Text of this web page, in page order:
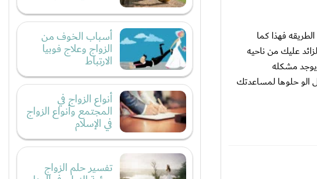
فهذا كما
عليك من ناحيه
يوجد مشكله
الو حلوها لمساعدتك
أسباب الخوف من
الزواج وعلاج فوبيا
الارتباط
أنواع الزواج في
المجتمع وأنواع الزواج
في الإسلام
تفسير حلم الزواج